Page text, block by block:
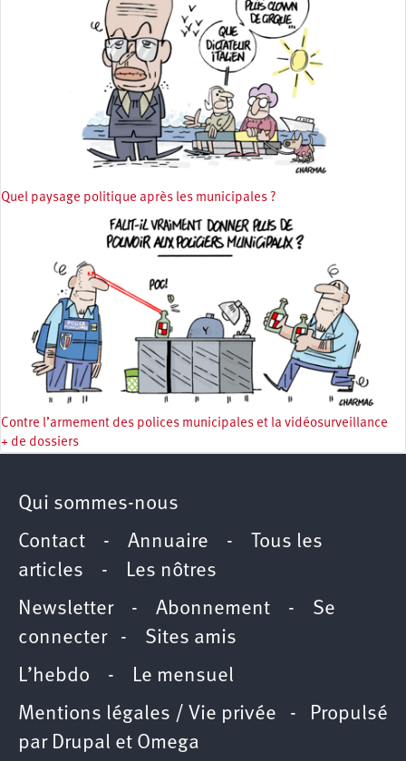
Quel paysage politique après les municipales ?
Contre l’armement des polices municipales et la vidéosurveillance
+ de dossiers
Qui sommes-nous
Contact - Annuaire -
Tous les
articles - Les nôtres
Newsletter- Abonnement - Se
connecter- Sites amis
L’hebdo - Le mensuel
Mentions légales / Vie privée - Propulsé
par Drupal et Omega